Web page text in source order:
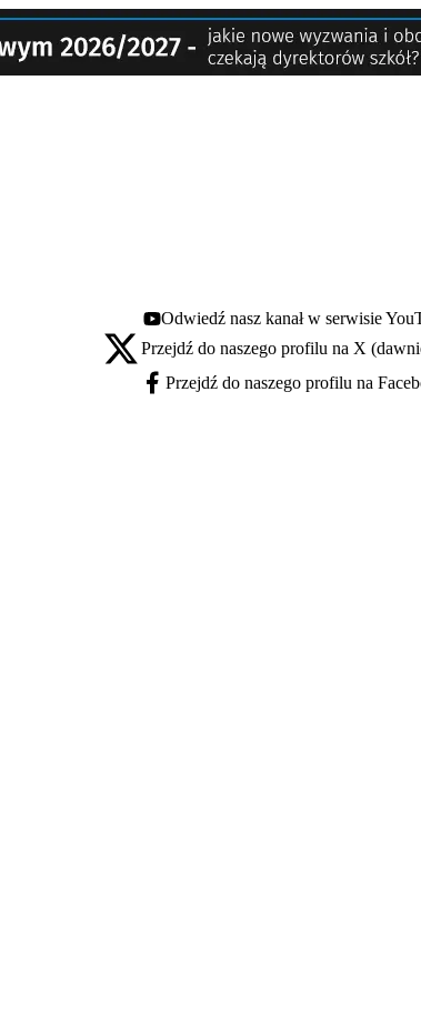
Youtube - otwiera się w nowej karcie
Odwiedź nasz kanał w serwisie
X - otwiera się w nowej karcie
Przejdź do naszego profilu na X
Facebook - otwiera się w nowej karcie
Przejdź do naszego profilu na